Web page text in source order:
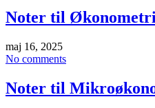
Noter til
maj 16, 2025
No comments
Noter til